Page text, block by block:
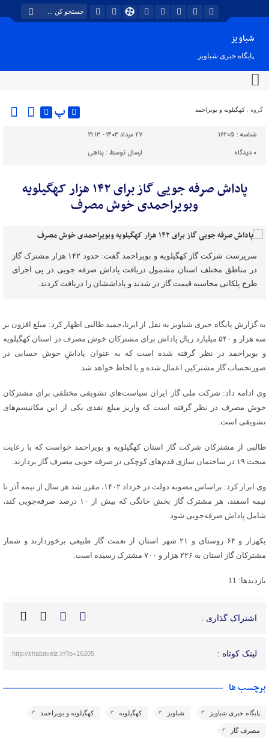
شباویز
پایگاه خبری شباویز
گروه : کهگیلویه و بویراحمد پ
شناسه : 16205
۲۷ مرداد ۱۴۰۳ - ۲۱:۱۳
۰ دیدگاه ارسال توسط :پناهی
پاداش صرفه جویی گاز برای ۱۴۲ هزار کهگیلویه
وبویراحمدی خوش مصرف
سرپرست شرکت گاز کهگیلویه و بویراحمد گفت: حدود ۱۴۲ هزار مشترک گاز
در مناطق مختلف استان مشمول دریافت پاداش صرفه جویی در پی اجرای
طرح پلکانی محاسبه قیمت گاز در شدند و پاداششان را دریافت کردند.
به گزارش پایگاه خبری شباویز به نقل از ایرنا،حمید طالبی اظهار کرد: مبلغ افزون بر
سه هزار و ۵۴۰ میلیارد ریال پاداش برای مشترکان خوش مصرف در استان کهگیلویه
و بویراحمد در نظر گرفته شده است که به عنوان پاداشِ خوش حسابی در
صورتحساب گاز مشترکین اعمال شده و یا لحاظ خواهد شد.
وی ادامه داد: شرکت ملی گاز ایران سیاست‌های تشویقی مختلفی برای مشترکان
خوش مصرف در نظر گرفته است که واریز مبلغ نقدی یکی از این مکانیسم‌های
تشویقی است.
طالبی از مشترکان شرکت گاز استان کهگیلویه و بویراحمد خواست که با رعایت
مبحث ۱۹ در ساختمان سازی قدم‌های کوچکی در صرفه جویی مصرف گاز بردارند.
وی ابراز کرد: براساس مصوبه دولت در خرداد ۱۴۰۲، مقرر شد هر سال از نیمه آذر تا
نیمه اسفند، هر مشترک گاز بخش خانگی که بیش از ۱۰ درصد صرفه‌جویی کند،
شامل پاداش صرفه‌جویی شود.
یکهزار و ۶۴ روستای و ۲۱ شهر استان از نعمت گاز طبیعی برخوردارند و شمار
مشترکان گاز استان به ۲۲۶ هزار و ۷۰۰ مشترک رسیده است.
بازدیدها: 11
اشتراک گذاری :
لینک کوتاه : http://shabaveiz.ir/?p=16205
برچسب ها
پایگاه خبری شباویز شباویز کهگیلویه کهگیلویه و بویراحمد
مصرف گاز